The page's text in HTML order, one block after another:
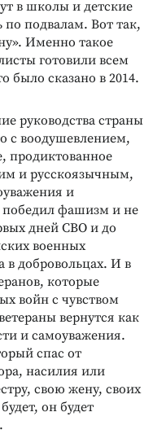
в школы и детские
по подвалам. Вот так,
Именно такое
готовили всем
было сказано в 2014.
руководства страны
с воодушевлением,
продиктованное
и русскоязычным,
и
победил фашизм и не
дней СВО и до
военных
в добровольцах. И в
которые
войн с чувством
вернутся как
и самоуважения.
спас от
насилия или
свою жену, своих
он будет